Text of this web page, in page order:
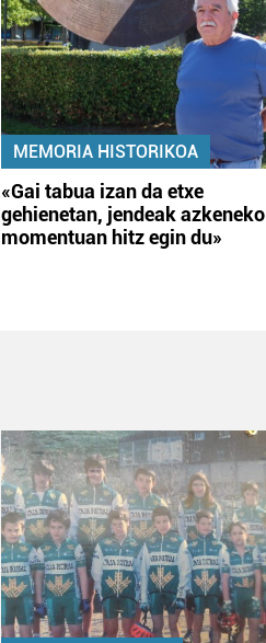
MEMORIA HISTORIKOA
«Gai tabua izan da etxe
gehienetan, jendeak azkeneko
momentuan hitz egin du»